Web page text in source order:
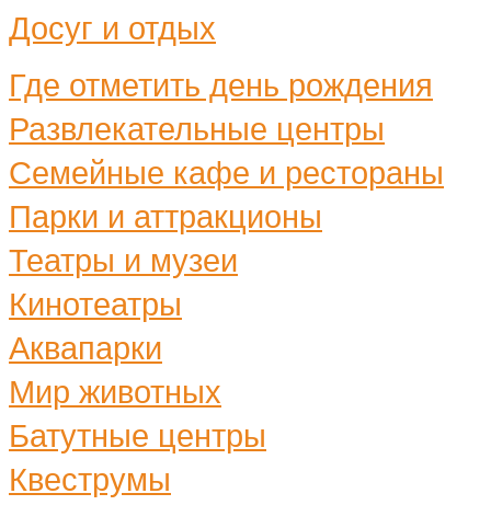
Досуг и отдых
Где отметить день рождения
Развлекательные центры
Семейные кафе и рестораны
Парки и аттракционы
Театры и музеи
Кинотеатры
Аквапарки
Мир животных
Батутные центры
Квеструмы